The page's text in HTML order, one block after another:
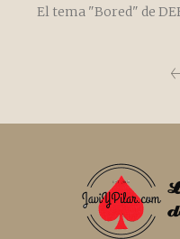
El tema "Bored" de